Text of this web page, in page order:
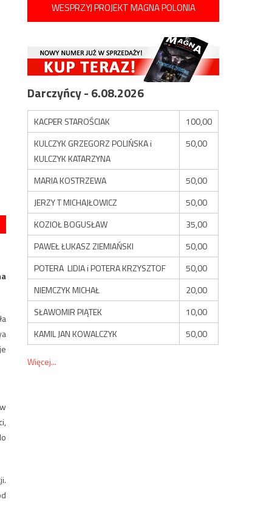
WESPRZYJ PROJEKT MAGNA POLONIA
Darczyńcy - 6.08.2026
KACPER STAROŚCIAK
100,00
KULCZYK GRZEGORZ POLIŃSKA i
KULCZYK KATARZYNA
50,00
MARIA KOSTRZEWA
50,00
JERZY T MICHAJŁOWICZ
50,00
KOZIOŁ BOGUSŁAW
35,00
PAWEŁ ŁUKASZ ZIEMIAŃSKI
50,00
POTERA LIDIA i POTERA KRZYSZTOF
50,00
NIEMCZYK MICHAŁ
20,00
SŁAWOMIR PIĄTEK
10,00
KAMIL JAN KOWALCZYK
50,00
Więcej...